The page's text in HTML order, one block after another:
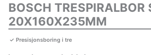
BOSCH TRESPIRALBOR
20X160X235MM
Presisjonsboring i tre